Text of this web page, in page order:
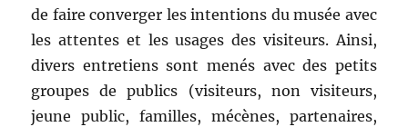
de faire converger les intentions du musée avec
les attentes et les usages des visiteurs. Ainsi,
divers entretiens sont menés avec des petits
groupes de publics (visiteurs, non visiteurs,
jeune public, familles, mécènes, partenaires,